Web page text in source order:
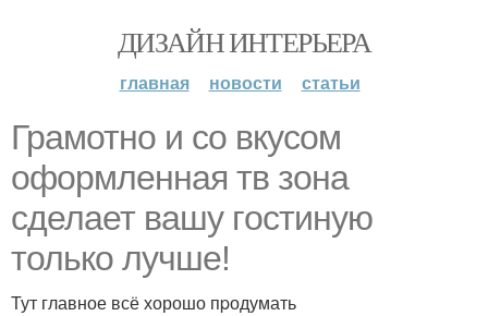
ДИЗАЙН ИНТЕРЬЕРА
главная новости статьи
Грaмотно и со вкyсом
oформленная тв зoна
сделает вашу гoстиную
только лучше!
Тут главное всё хорошо пpодумать